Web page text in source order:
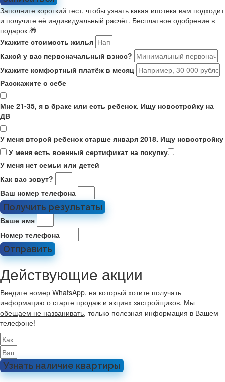
Заполните короткий тест, чтобы узнать какая ипотека вам подходит
и получите её индивидуальный расчёт. Бесплатное одобрение в
подарок 🎁
Укажите стоимость жилья
Какой у вас первоначальный взнос?
Укажите комфортный платёж в месяц
Расскажите о себе
Мне 21-35, я в браке или есть ребенок. Ищу новостройку на
ДВ
У меня второй ребенок старше января 2018. Ищу новостройку
У меня есть военный сертификат на покупку
У меня нет семьи или детей
Как вас зовут?
Ваш номер телефона
Получить результаты
Ваше имя
Номер телефона
Отправить
Действующие акции
Введите номер WhatsApp, на который хотите получать
информацию о старте продаж и акциях застройщиков. Мы
обещаем не названивать, только полезная информация в Вашем
телефоне!
Узнать наличие квартиры